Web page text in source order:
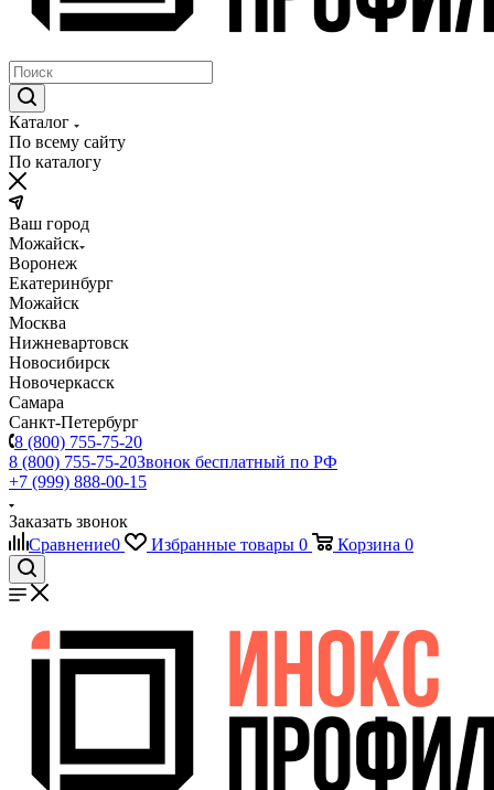
Каталог
По всему сайту
По каталогу
Ваш город
Можайск
Воронеж
Екатеринбург
Можайск
Москва
Нижневартовск
Новосибирск
Новочеркасск
Самара
Санкт-Петербург
8 (800) 755-75-20
8 (800) 755-75-20Звонок бесплатный по РФ
+7 (999) 888-00-15
Заказать звонок
Сравнение0 Избранные товары 0 Корзина 0